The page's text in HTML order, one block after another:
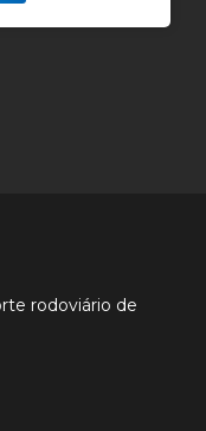
rodoviário de